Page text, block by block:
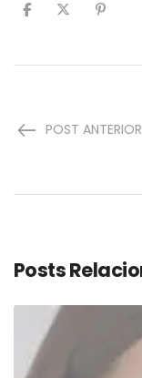
POST ANTERIOR
Posts